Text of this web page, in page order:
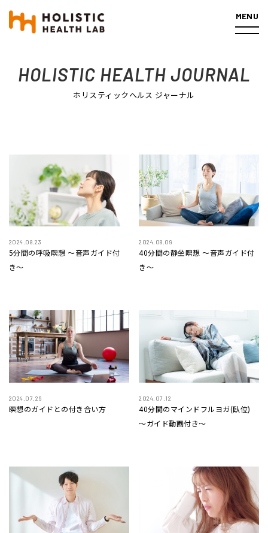
MENU
ホーム 記事一覧 瞑想のヒント
HOLISTIC HEALTH JOURNAL
ホリスティックヘルス ジャーナル
2024.08.23
5分間の呼吸瞑想 〜音声ガイド付
き〜
2024.08.09
40分間の静坐瞑想 〜音声ガイド付
き〜
2024.07.26
瞑想のガイドとの付き合い方
2024.07.12
40分間のマインドフルヨガ(臥位)
〜ガイド動画付き〜